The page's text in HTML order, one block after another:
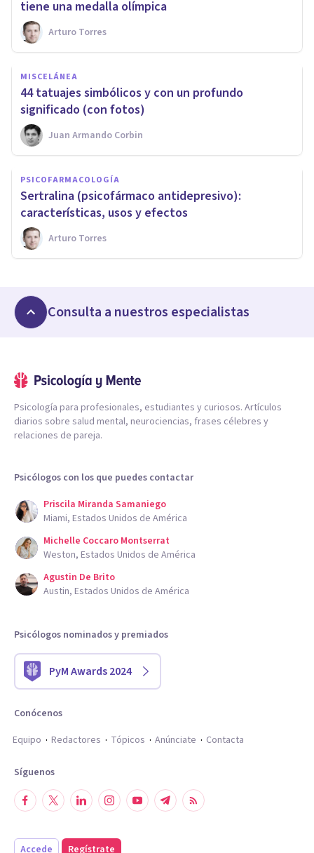
tiene una medalla olímpica
Arturo Torres
MISCELÁNEA
44 tatuajes simbólicos y con un profundo
significado (con fotos)
Juan Armando Corbin
PSICOFARMACOLOGÍA
​Sertralina (psicofármaco antidepresivo):
características, usos y efectos
Arturo Torres
Consulta a nuestros especialistas
Psicología para profesionales, estudiantes y curiosos. Artículos
diarios sobre salud mental, neurociencias, frases célebres y
relaciones de pareja.
Psicólogos con los que puedes contactar
Priscila Miranda Samaniego
Miami, Estados Unidos de América
Michelle Coccaro Montserrat
Weston, Estados Unidos de América
Agustin De Brito
Austin, Estados Unidos de América
Psicólogos nominados y premiados
PyM Awards 2024
Conócenos
Equipo
Redactores Tópicos Anúnciate Contacta
Síguenos
Accede Regístrate